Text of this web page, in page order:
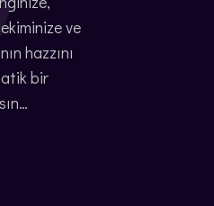
ve
hazzını
bir